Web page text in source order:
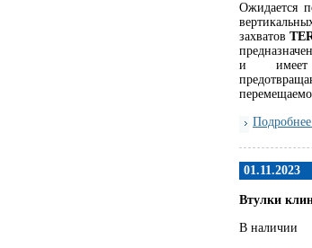
Ожидается
захватов
и имеет
01.11.2023
Втулки
В наличии